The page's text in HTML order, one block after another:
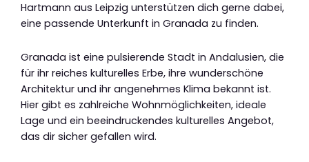
Hartmann aus Leipzig unterstützen dich gerne dabei,
eine passende Unterkunft in Granada zu finden.
Granada ist eine pulsierende Stadt in Andalusien, die
für ihr reiches kulturelles Erbe, ihre wunderschöne
Architektur und ihr angenehmes Klima bekannt ist.
Hier gibt es zahlreiche Wohnmöglichkeiten, ideale
Lage und ein beeindruckendes kulturelles Angebot,
das dir sicher gefallen wird.